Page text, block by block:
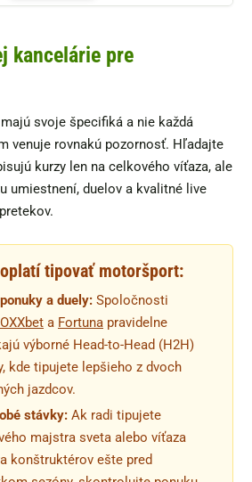
kancelárie pre
svoje špecifiká a nie každá
venuje rovnakú pozornosť. Hľadajte
kurzy len na celkového víťaza, ale
umiestnení, duelov a kvalitné live
tipovať motoršport:
a duely: Spoločnosti
a Fortuna pravidelne
výborné Head-to-Head (H2H)
kde tipujete lepšieho z dvoch
jazdcov.
stávky: Ak radi tipujete
majstra sveta alebo víťaza
konštruktérov ešte pred